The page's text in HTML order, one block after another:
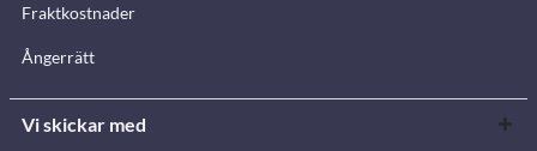
Fraktkostnader
Ångerrätt
Vi skickar med